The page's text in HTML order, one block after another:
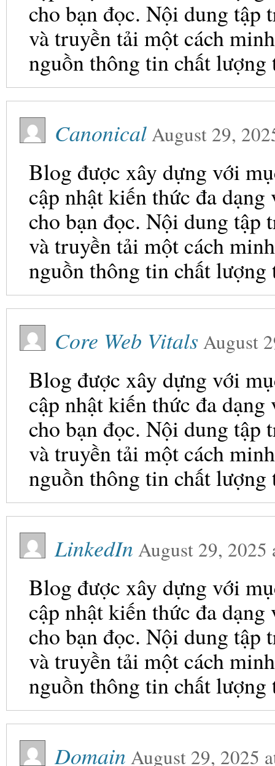
cho bạn đọc. Nội dung tập
và truyền tải một cách
nguồn thông tin chất
CanonicalAugust 29,
Blog được xây dựng với
cập nhật kiến thức đa
cho bạn đọc. Nội dung tập
và truyền tải một cách
nguồn thông tin chất
Core Web Vitals August
Blog được xây dựng với
cập nhật kiến thức đa
cho bạn đọc. Nội dung tập
và truyền tải một cách
nguồn thông tin chất
LinkedIn August 29, 2025
Blog được xây dựng với
cập nhật kiến thức đa
cho bạn đọc. Nội dung tập
và truyền tải một cách
nguồn thông tin chất
Domain August 29, 2025